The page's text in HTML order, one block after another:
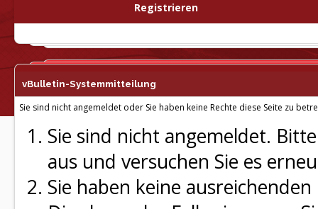
Registrieren
vBulletin-Systemmitteilung
Sie sind nicht angemeldet oder Sie haben keine Rechte diese Seite zu
Sie sind nicht angemeldet.
aus und versuchen Sie es
Sie haben keine